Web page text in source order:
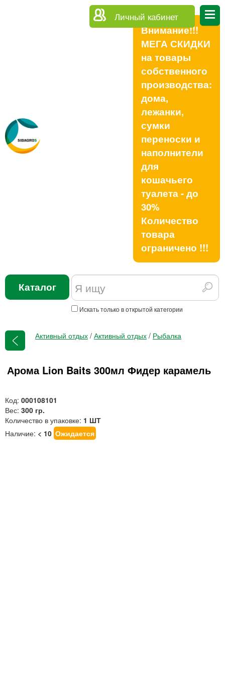
Личный кабинет
Внимание!!!
МЕГА СКИДКИ
на товары
собственного
производства:
дома,
лежанки,
сумки
переноски и
наполнители
для
кошачьего
туалета - до
30%
Количество
товара
ограничено !!!
Каталог
Искать только в открытой категории
Активный отдых / Активный отдых / Рыбалка
Арома Lion Baits 300мл Фидер карамель
Код: 000108101
Вес: 300 гр.
Количество в упаковке: 1 ШТ
Наличие: < 10 Ожидается